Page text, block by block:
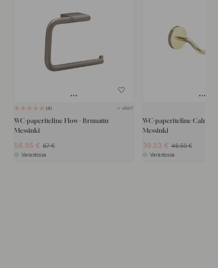
4 + VÄRIT
WC-paperiteline Flow - Brunattu
Messinki
56.95 67
Varastossa
WC-paperiteline Calm -
Messinki
39.53 46.50
Varastossa